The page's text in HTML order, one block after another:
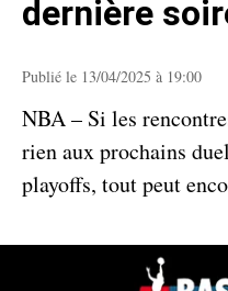
dernière
Publié le 13/04/2025 à 19:00
NBA – Si les
rien aux prochains
playoffs, tout peut